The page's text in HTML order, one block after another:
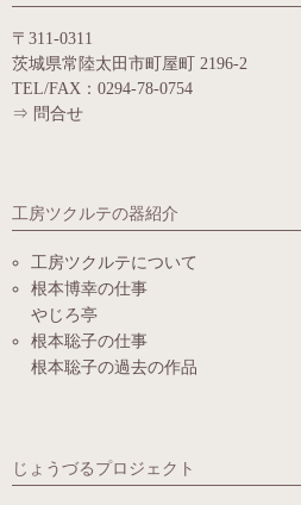
〒311-0311
茨城県常陸太田市町屋町 2196-2
TEL/FAX：0294-78-0754
⇒ 問合せ
工房ツクルテの器紹介
工房ツクルテについて
根本博幸の仕事
やじろ亭
根本聡子の仕事
根本聡子の過去の作品
じょうづるプロジェクト